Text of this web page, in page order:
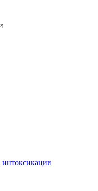
интоксикации